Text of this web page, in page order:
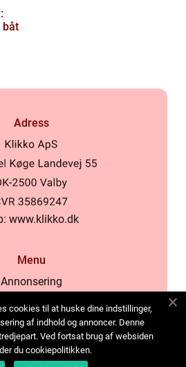
båt
Adress
www.klikko.dk
Menu
Annonsering
Cookies
oss
Sitemap
cookies til at huske dine indstillinger,
af indhold og annoncer. Denne
Ved fortsat brug af websiden
du cookiepolitikken.